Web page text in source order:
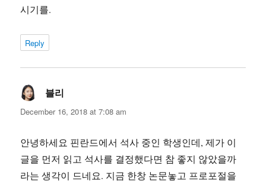
시기를.
Reply
블리
December 16, 2018 at 7:08 am
안녕하세요 핀란드에서 석사 중인 학생인데, 제가 이
글을 먼저 읽고 석사를 결정했다면 참 좋지 않았을까
라는 생각이 드네요. 지금 한창 논문놓고 프로포절을